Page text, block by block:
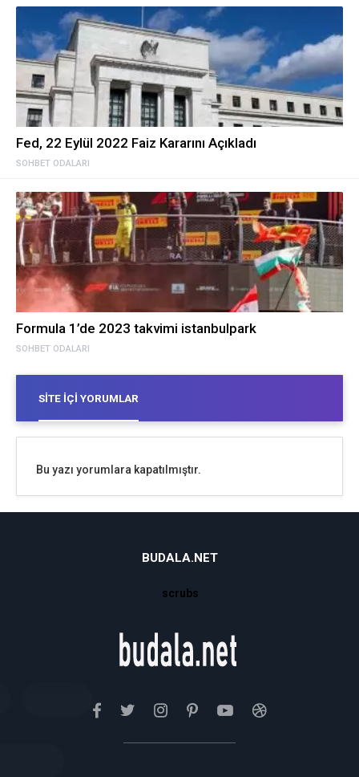
SOHBET ODALARI
Fed, 22 Eylül 2022 Faiz Kararını Açıkladı
SOHBET ODALARI
Formula 1’de 2023 takvimi istanbulpark
SITE İÇI YORUMLAR
Bu yazı yorumlara kapatılmıştır.
BUDALA.NET
scrubs